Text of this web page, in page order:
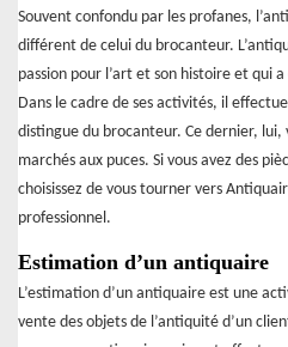
Souvent confondu par les profanes,
différent de celui du brocanteur.
passion pour l’art et son histoire et qui
Dans le cadre de ses activités, il
distingue du brocanteur. Ce dernier, lui,
marchés aux puces. Si vous avez des
choisissez de vous tourner vers
professionnel.
Estimation d’un antiquaire
L’estimation d’un antiquaire est une
vente des objets de l’antiquité d’un